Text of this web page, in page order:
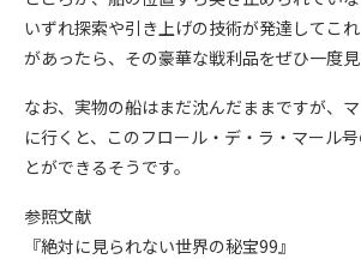
いずれ探索や引き上げの技術が発達してこ
があったら、その豪華な戦利品をぜひ一度見
なお、実物の船はまだ沈んだままですが、
に行くと、このフロール・デ・ラ・マール
とができるそうです。
参照文献
『絶対に見られない世界の秘宝99』